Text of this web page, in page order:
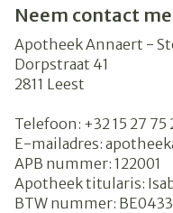
Neem contact
Apotheek Annaert -
Dorpstraat 41
2811 Leest
Telefoon: +32 15 27 75
E-mailadres:
APB nummer: 122001
Apotheek titularis:
BTW nummer: